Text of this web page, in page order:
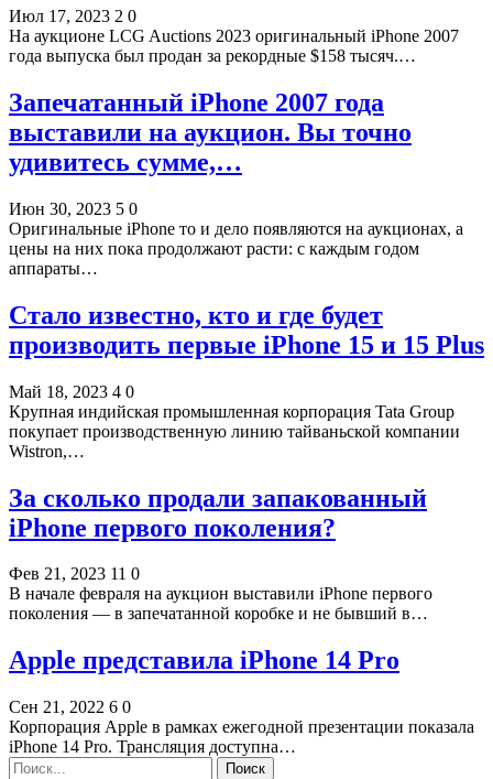
Июл 17, 2023 2 0
На аукционе LCG Auctions 2023 оригинальный iPhone 2007
года выпуска был продан за рекордные $158 тысяч.…
Запечатанный iPhone 2007 года
выставили на аукцион. Вы точно
удивитесь сумме,…
Июн 30, 2023 5 0
Оригинальные iPhone то и дело появляются на аукционах, а
цены на них пока продолжают расти: с каждым годом
аппараты…
Стало известно, кто и где будет
производить первые iPhone 15 и 15 Plus
Май 18, 2023 4 0
Крупная индийская промышленная корпорация Tata Group
покупает производственную линию тайваньской компании
Wistron,…
За сколько продали запакованный
iPhone первого поколения?
Фев 21, 2023 11 0
В начале февраля на аукцион выставили iPhone первого
поколения — в запечатанной коробке и не бывший в…
Apple представила iPhone 14 Pro
Сен 21, 2022 6 0
Корпорация Apple в рамках ежегодной презентации показала
iPhone 14 Pro. Трансляция доступна…